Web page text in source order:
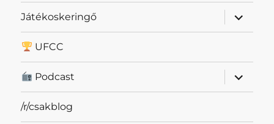
Játékoskeringő
almenü
UFCC
Podcast
almenü
/r/csakblog